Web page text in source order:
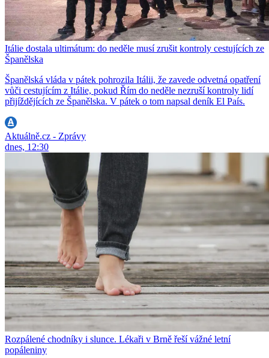
Itálie dostala ultimátum: do neděle musí zrušit kontroly cestujících ze
Španělska
Španělská vláda v pátek pohrozila Itálii, že zavede odvetná opatření
vůči cestujícím z Itálie, pokud Řím do neděle nezruší kontroly lidí
přijíždějících ze Španělska. V pátek o tom napsal deník El País.
Aktuálně.cz - Zprávy
dnes, 12:30
Rozpálené chodníky i slunce. Lékaři v Brně řeší vážné letní
popáleniny